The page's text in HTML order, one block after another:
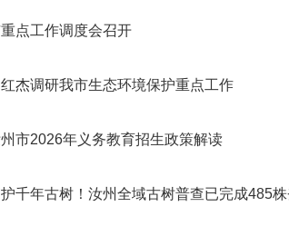
点工作调度会召开
杰调研我市生态环境保护重点工作
市2026年义务教育招生政策解读
千年古树！汝州全域古树普查已完成485